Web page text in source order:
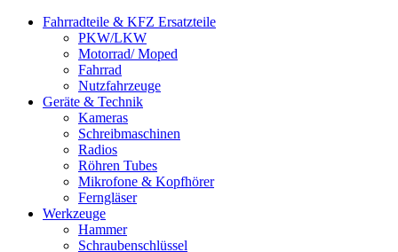
Fahrradteile & KFZ Ersatzteile
PKW/LKW
Motorrad/ Moped
Fahrrad
Nutzfahrzeuge
Geräte & Technik
Kameras
Schreibmaschinen
Radios
Röhren Tubes
Mikrofone & Kopfhörer
Ferngläser
Werkzeuge
Hammer
Schraubenschlüssel